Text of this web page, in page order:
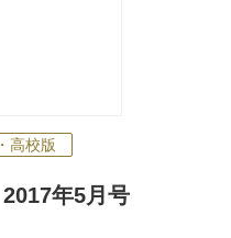
高校版
年5月号